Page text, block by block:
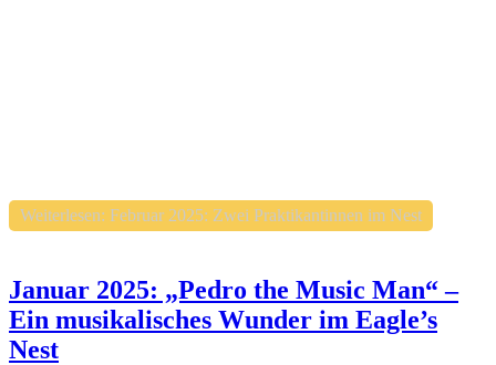
Weiterlesen: Februar 2025: Zwei Praktikantinnen im Nest
Januar 2025: „Pedro the Music Man“ –
Ein musikalisches Wunder im Eagle’s
Nest